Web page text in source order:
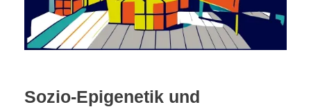
Sozio-Epigenetik und